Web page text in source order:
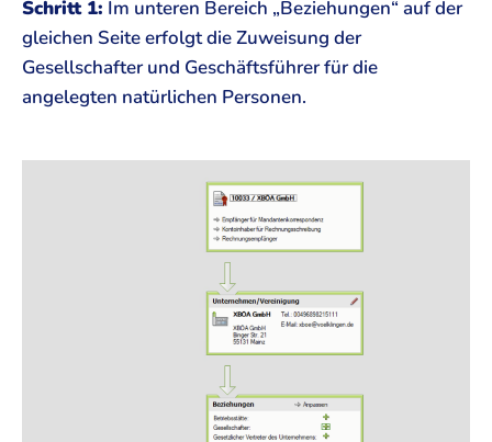
Schritt 1: Im unteren Bereich „Beziehungen“ auf der
gleichen Seite erfolgt die Zuweisung der
Gesellschafter und Geschäftsführer für die
angelegten natürlichen Personen.